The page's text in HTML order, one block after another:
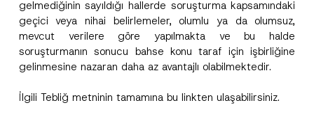
gelmediğinin sayıldığı hallerde soruşturma kapsamındaki
geçici veya nihai belirlemeler, olumlu ya da olumsuz,
mevcut verilere göre yapılmakta ve bu halde
soruşturmanın sonucu bahse konu taraf için işbirliğine
gelinmesine nazaran daha az avantajlı olabilmektedir.
İlgili Tebliğ metninin tamamına bu linkten ulaşabilirsiniz.